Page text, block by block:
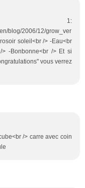
1:
blog/2006/12/grow_ver
soleil<br /> -Eau<br
-Bonbonne<br /> Et si
vous verrez
/> carre avec coin